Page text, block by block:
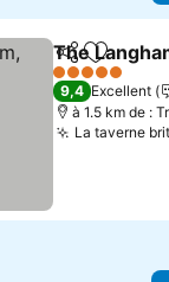
PartagerAjouter
The
5 Étoiles
9,4 Excellent
à 1.5 km de :
La taverne